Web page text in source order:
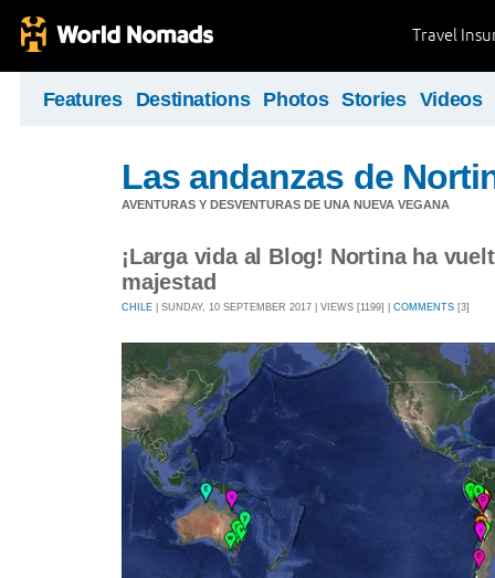
Travel
Features Destinations Photos Stories Videos
Las andanzas de
AVENTURAS Y DESVENTURAS DE UNA NUEVA VEGANA
¡Larga vida al Blog! Nortina ha
majestad
CHILE | SUNDAY, 10 SEPTEMBER 2017 | VIEWS [1199] | COMMENTS [3]